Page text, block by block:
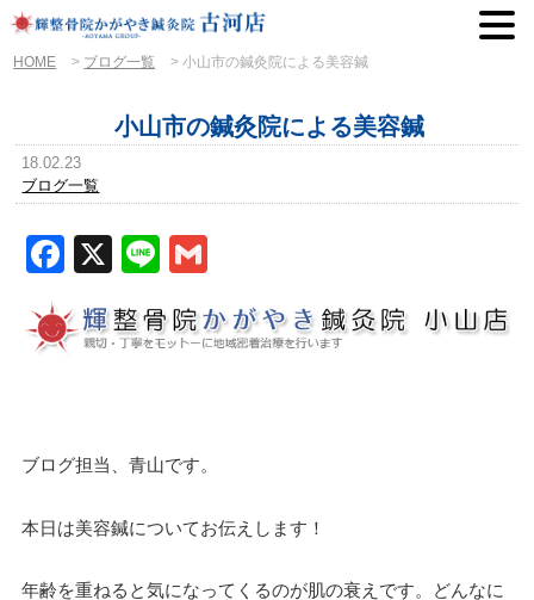
HOME > ブログ一覧 >小山市の鍼灸院による美容鍼
小山市の鍼灸院による美容鍼
18.02.23
ブログ一覧
Facebook
X Line
ブログ担当、青山です。
本日は美容鍼についてお伝えします！
年齢を重ねると気になってくるのが肌の衰えです。どんなに